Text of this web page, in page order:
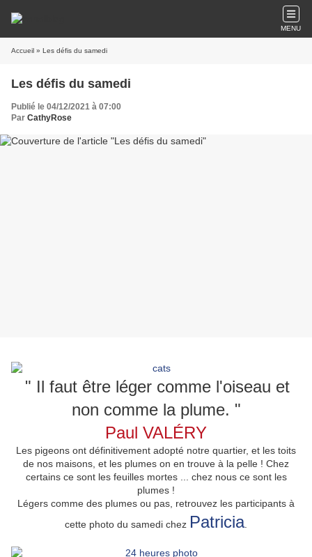
MENU
Accueil » Les défis du samedi
Les défis du samedi
Publié le 04/12/2021 à 07:00
Par CathyRose
" Il faut être léger comme l'oiseau et
non comme la plume. "
Paul VALÉRY
Les pigeons ont définitivement adopté notre quartier, et les toits
de nos maisons, et les plumes on en trouve à la pelle ! Chez
certains ce sont les feuilles mortes ... chez nous ce sont les
plumes !
Légers comme des plumes ou pas, retrouvez les participants à
cette photo du samedi chez Patricia.